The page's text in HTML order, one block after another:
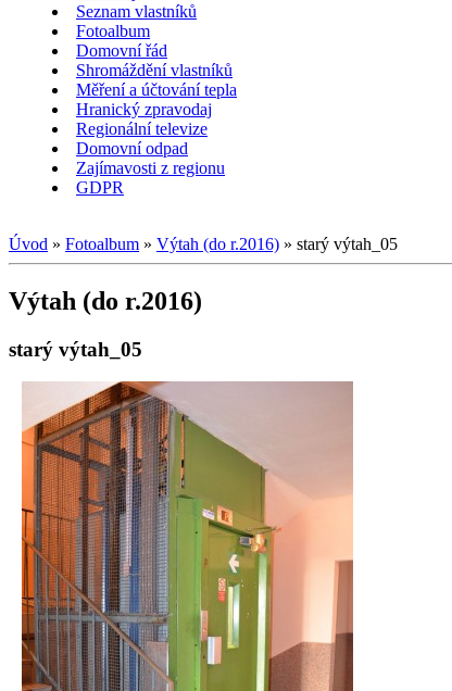
Seznam vlastníků
Fotoalbum
Domovní řád
Shromáždění vlastníků
Měření a účtování tepla
Hranický zpravodaj
Regionální televize
Domovní odpad
Zajímavosti z regionu
GDPR
Úvod » Fotoalbum » Výtah (do r.2016) » starý výtah_05
Výtah (do r.2016)
starý výtah_05